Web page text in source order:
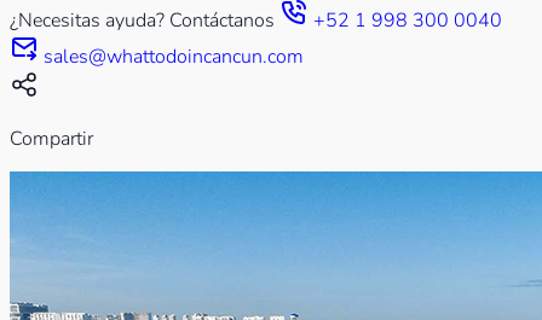
¿Necesitas ayuda? Contáctanos
+52 1 998 300 0040
sales@whattodoincancun.com
Compartir